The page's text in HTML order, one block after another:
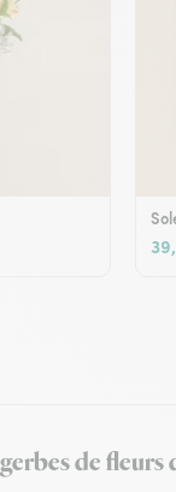
de fleurs